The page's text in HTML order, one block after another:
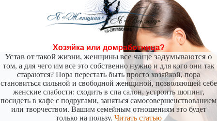
-- Лучшее, что можно сделать с хорошим советом, это пропустить его мимо ушей. Он
никогда не бывает полезен никому, кроме того, кто его дал.
-- Люблю давать советы и очень не люблю, когда их дают мне.
Хозяйка или домработница?
Устав от такой жизни, женщины все чаще задумываются о
том, а для чего им все это собственно нужно и для кого они так
стараются? Пора перестать быть просто хозяйкой, пора
становиться сильной и свободной женщиной, позволяющей себе
женские слабости: сходить в спа салон, устроить шопинг,
посидеть в кафе с подругами, заняться самосовершенствованием
или творчеством. Вашим семейным отношениям это будет
только на пользу. Читать статью